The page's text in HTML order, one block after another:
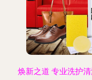
焕新之道 专业洗护